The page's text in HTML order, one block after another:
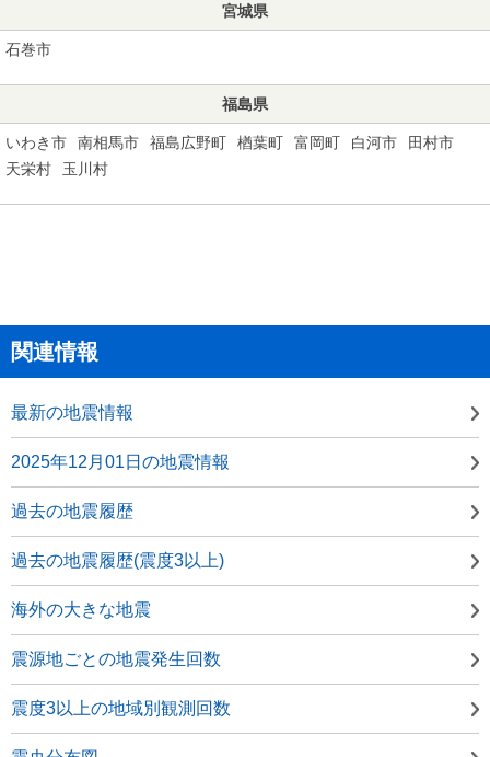
宮城県
石巻市
福島県
いわき市 南相馬市 福島広野町 楢葉町 富岡町 白河市
田村市
天栄村
玉川村
関連情報
最新の地震情報
2025年12月01日の地震情報
過去の地震履歴
過去の地震履歴(震度3以上)
海外の大きな地震
震源地ごとの地震発生回数
震度3以上の地域別観測回数